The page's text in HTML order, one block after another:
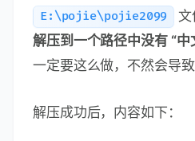
E:\pojie\pojie2099
文
解压到一个路径中没有 “中
一定要这么做，不然会导致
解压成功后，内容如下：